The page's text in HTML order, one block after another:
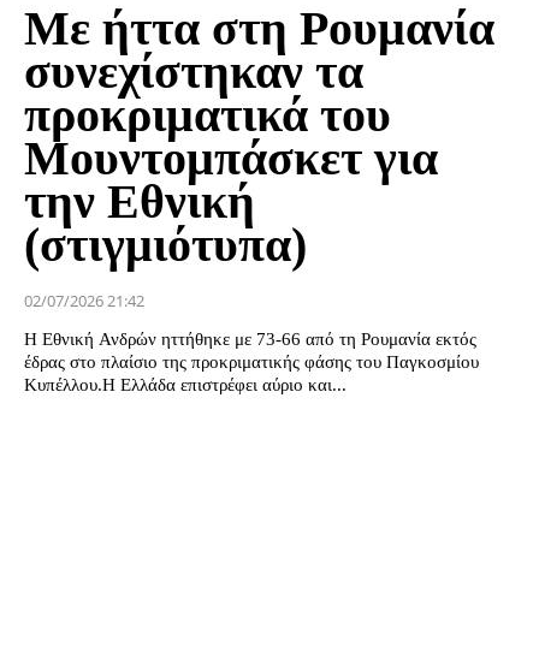
Με ήττα στη Ρουμανία
συνεχίστηκαν τα
προκριματικά του
Μουντομπάσκετ για
την Εθνική
(στιγμιότυπα)
02/07/2026 21:42
Η Εθνική Ανδρών ηττήθηκε με 73-66 από τη Ρουμανία εκτός
έδρας στο πλαίσιο της προκριματικής φάσης του Παγκοσμίου
Κυπέλλου.Η Ελλάδα επιστρέφει αύριο και...